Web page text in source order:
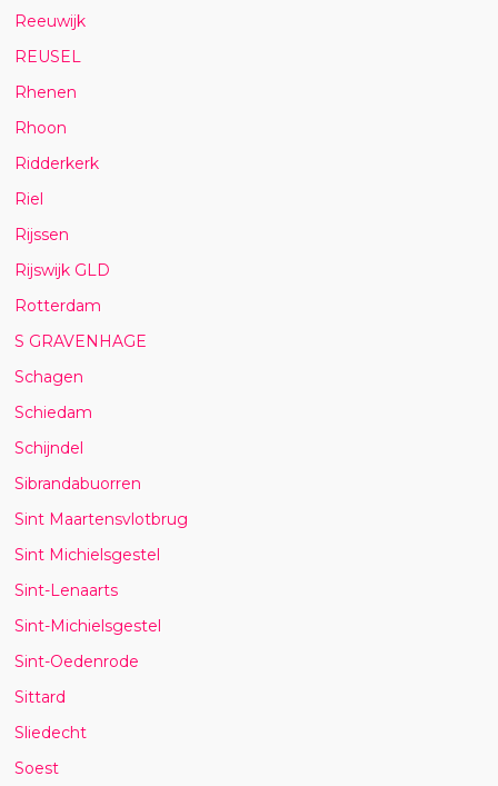
Reeuwijk
REUSEL
Rhenen
Rhoon
Ridderkerk
Riel
Rijssen
Rijswijk GLD
Rotterdam
S GRAVENHAGE
Schagen
Schiedam
Schijndel
Sibrandabuorren
Sint Maartensvlotbrug
Sint Michielsgestel
Sint-Lenaarts
Sint-Michielsgestel
Sint-Oedenrode
Sittard
Sliedecht
Soest